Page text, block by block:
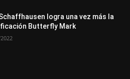
Schaffhausen logra una vez más la
Butterfly Mark